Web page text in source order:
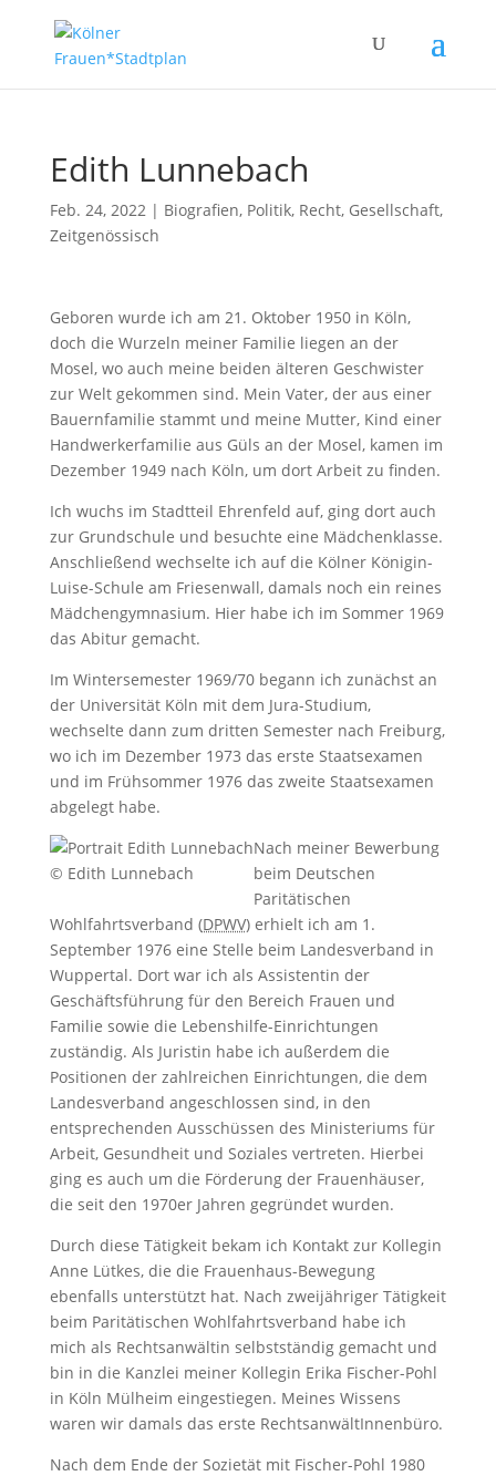
Edith Lunnebach
Feb. 24, 2022| Biografien, Politik, Recht, Gesellschaft,
Zeitgenössisch
Geboren wurde ich am 21. Oktober 1950 in Köln,
doch die Wurzeln meiner Familie liegen an der
Mosel, wo auch meine beiden älteren Geschwister
zur Welt gekommen sind. Mein Vater, der aus einer
Bauernfamilie stammt und meine Mutter, Kind einer
Handwerkerfamilie aus Güls an der Mosel, kamen im
Dezember 1949 nach Köln, um dort Arbeit zu finden.
Ich wuchs im Stadtteil Ehrenfeld auf, ging dort auch
zur Grundschule und besuchte eine Mädchenklasse.
Anschließend wechselte ich auf die Kölner Königin-
Luise-Schule am Friesenwall, damals noch ein reines
Mädchengymnasium. Hier habe ich im Sommer 1969
das Abitur gemacht.
Im Wintersemester 1969/70 begann ich zunächst an
der Universität Köln mit dem Jura-Studium,
wechselte dann zum dritten Semester nach Freiburg,
wo ich im Dezember 1973 das erste Staatsexamen
und im Frühsommer 1976 das zweite Staatsexamen
abgelegt habe.
© Edith Lunnebach
Nach meiner Bewerbung
beim Deutschen
Paritätischen
Wohlfahrtsverband (DPWV) erhielt ich am 1.
September 1976 eine Stelle beim Landesverband in
Wuppertal. Dort war ich als Assistentin der
Geschäftsführung für den Bereich Frauen und
Familie sowie die Lebenshilfe-Einrichtungen
zuständig. Als Juristin habe ich außerdem die
Positionen der zahlreichen Einrichtungen, die dem
Landesverband angeschlossen sind, in den
entsprechenden Ausschüssen des Ministeriums für
Arbeit, Gesundheit und Soziales vertreten. Hierbei
ging es auch um die Förderung der Frauenhäuser,
die seit den 1970er Jahren gegründet wurden.
Durch diese Tätigkeit bekam ich Kontakt zur Kollegin
Anne Lütkes, die die Frauenhaus-Bewegung
ebenfalls unterstützt hat. Nach zweijähriger Tätigkeit
beim Paritätischen Wohlfahrtsverband habe ich
mich als Rechtsanwältin selbstständig gemacht und
bin in die Kanzlei meiner Kollegin Erika Fischer-Pohl
in Köln Mülheim eingestiegen. Meines Wissens
waren wir damals das erste RechtsanwältInnenbüro.
Nach dem Ende der Sozietät mit Fischer-Pohl 1980